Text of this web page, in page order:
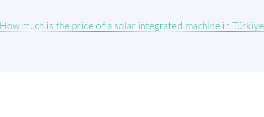
How much is the price of a solar integrated machine in Türkiye